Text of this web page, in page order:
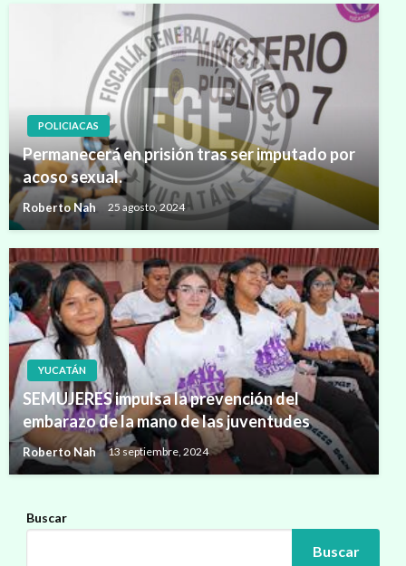
POLICIACAS
Permanecerá en prisión tras ser imputado por
acoso sexual.
Roberto Nah 25 agosto, 2024
YUCATÁN
SEMUJERES impulsa la prevención del
embarazo de la mano de las juventudes
Roberto Nah 13 septiembre, 2024
Buscar
Buscar